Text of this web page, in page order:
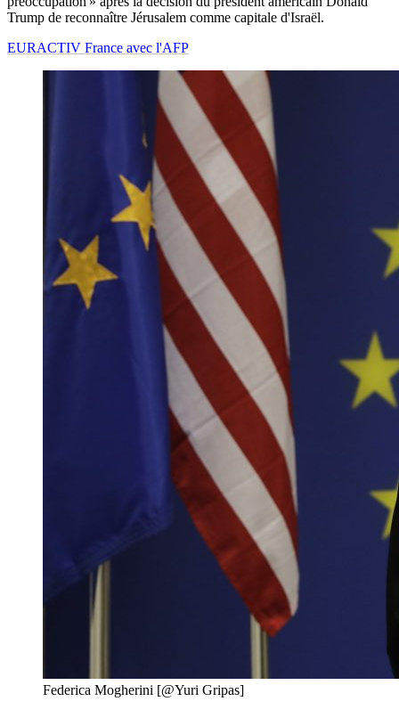
Trump de reconnaître Jérusalem comme capitale d'Israël.
EURACTIV France avec l'AFP
Federica Mogherini [@Yuri Gripas]